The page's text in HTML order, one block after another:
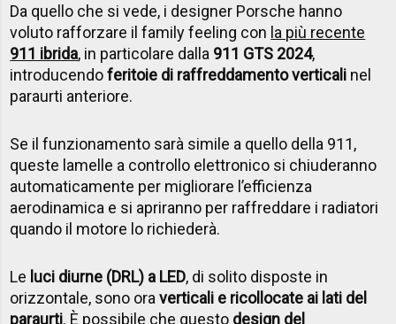
Da quello che si vede, i designer Porsche hanno
voluto rafforzare il family feeling con la più recente
911 ibrida, in particolare dalla 911 GTS 2024,
introducendoferitoie di raffreddamento verticali nel
paraurti anteriore.
Se il funzionamento sarà simile a quello della 911,
queste lamelle a controllo elettronico si chiuderanno
automaticamente per migliorare l’efficienza
aerodinamica e si apriranno per raffreddare i radiatori
quando il motore lo richiederà.
Le luci diurne (DRL) a LED, di solito disposte in
orizzontale, sono oraverticali e ricollocate ai lati del
paraurti. È possibile che questo design del